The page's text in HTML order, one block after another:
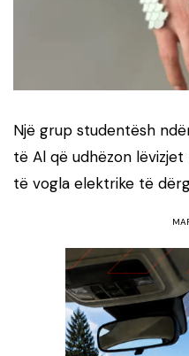
Një grup studentësh
të Al që udhëzon
të vogla elektrike të